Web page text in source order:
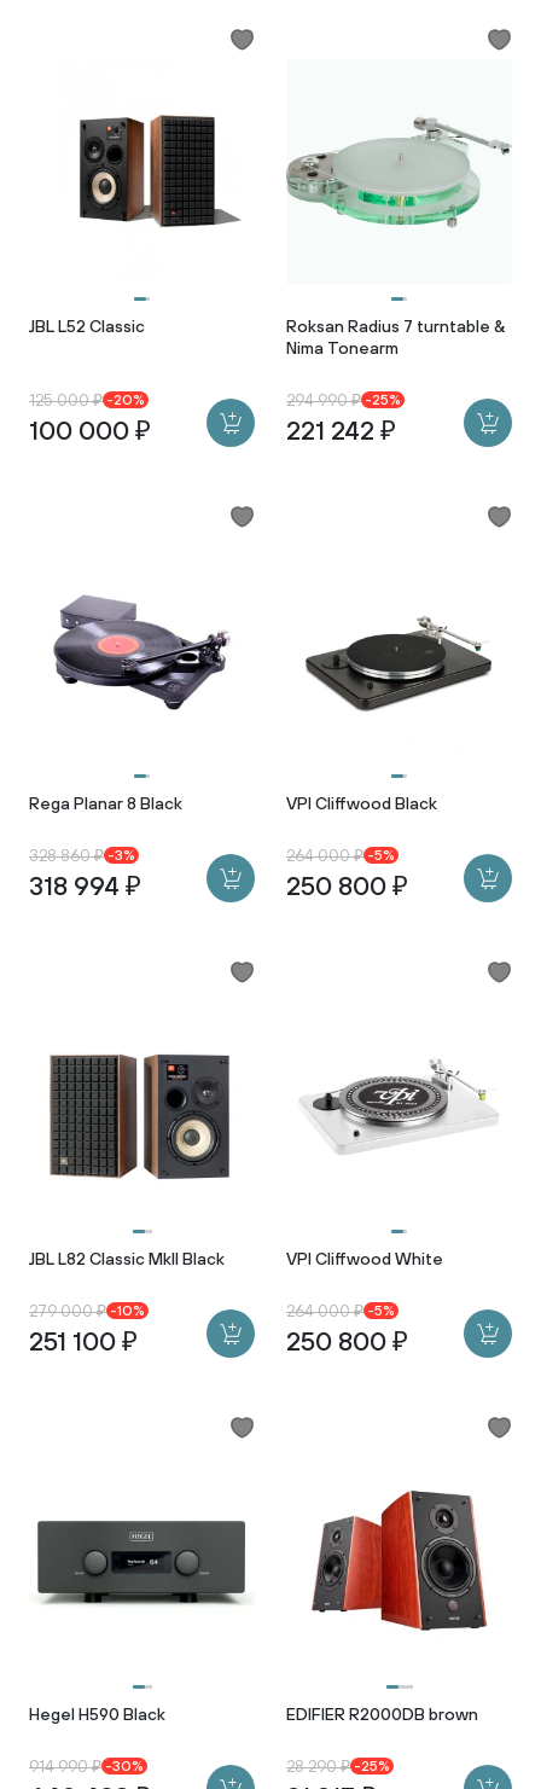
JBL L52 Classic
125 000 ₽ -20%
100 000 ₽
Roksan Radius 7 turntable &
Nima Tonearm
294 990 ₽ -25%
221 242 ₽
Rega Planar 8 Black
328 860 ₽ -3%
318 994 ₽
VPI Cliffwood Black
264 000 ₽ -5%
250 800 ₽
JBL L82 Classic MkII Black
279 000 ₽ -10%
251 100 ₽
VPI Cliffwood White
264 000 ₽ -5%
250 800 ₽
Hegel H590 Black
914 990 ₽ -30%
EDIFIER R2000DB brown
28 290 ₽ -25%